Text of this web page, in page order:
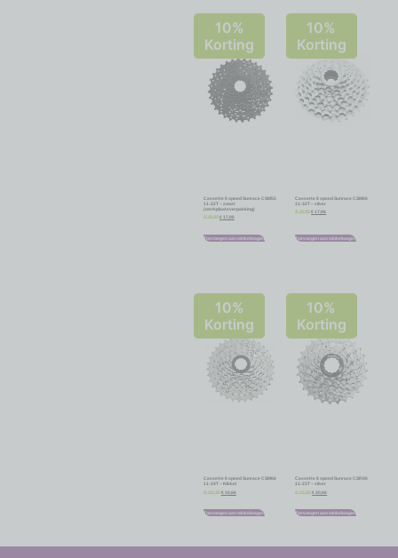
10%
Korting
Cassette 8 speed Sunrace CSM55
11-32T – zwart
(werkplaatsverpakking)
19,95 €17,96
Toevoegen aan winkelwagen
10%
Korting
Cassette 8 speed Sunrace CSM66
11-32T – zilver
€19,95 €17,96
Toevoegen aan winkelwagen
10%
Korting
Cassette 8 speed Sunrace CSM66
11-34T – Nikkel
€ 20,95 € 18,86
Toevoegen aan winkelwagen
10%
Korting
Cassette 8 speed Sunrace CSR86
11-23T – zilver
€ € 20,66
Toevoegen aan winkelwagen